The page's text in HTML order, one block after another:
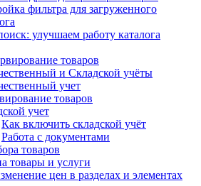
фильтра для загруженного
улучшаем работу каталога
товаров
и Складской учёты
учет
товаров
учет
Как включить складской учёт
Работа с документами
товаров
товары и услуги
цен в разделах и элементах